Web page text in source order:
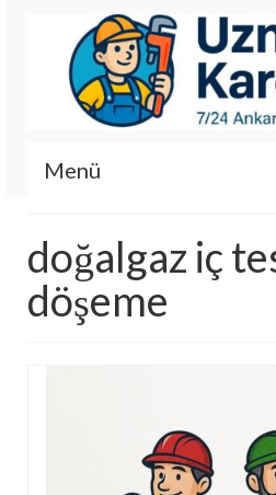
Menü
Hizmetlerimiz
Hakkımızda
doğalgaz iç
döşeme